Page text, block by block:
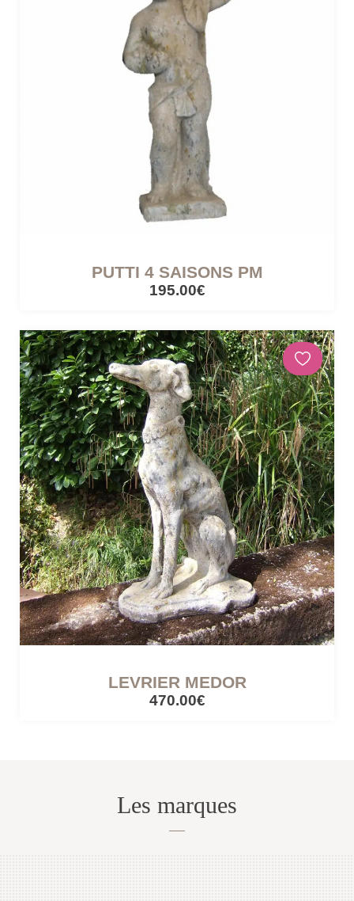
PARASOLS & OMBRAGE
Parasols déportés
Parasols droits
Accessoires et pieds
CÔTÉ LUMIÈRE
CUISINES ET PIQUE-NIQUE
Accessoires de pique-nique
SERRES ET ABRIS
Cabanes / cabines
PUTTI 4 SAISONS PM
195.00€
LEVRIER MEDOR
470.00€
Les marques